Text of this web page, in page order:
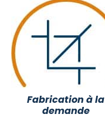
Fabrication à la
demande